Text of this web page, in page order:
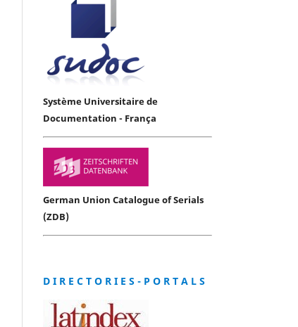
Système Universitaire de
Documentation - França
German Union Catalogue of Serials
(ZDB)
D I R E C T O R I E S - P O R T A L S